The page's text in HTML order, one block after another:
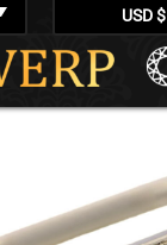
USD $